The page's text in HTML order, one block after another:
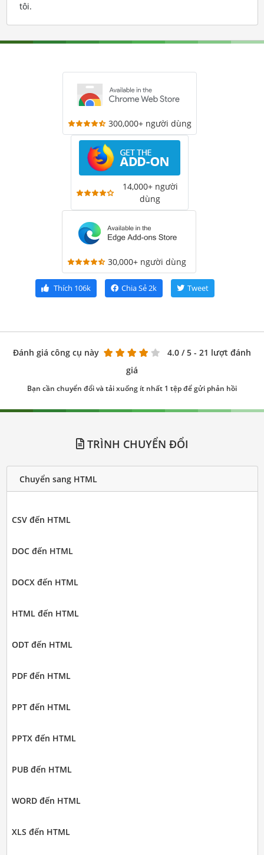
tôi.
300,000+ người dùng
14,000+ người
dùng
30,000+ người dùng
Thích 106k Chia Sẻ2k Tweet
Đánh giá công cụ này 4.0 / 5 - 21 lượt đánh
giá
Bạn cần chuyển đổi và tải xuống ít nhất 1 tệp để gửi phản hồi
TRÌNH CHUYỂN ĐỔI
Chuyển sang HTML
CSV đến HTML
DOC đến HTML
DOCX đến HTML
HTML đến HTML
ODT đến HTML
PDF đến HTML
PPT đến HTML
PPTX đến HTML
PUB đến HTML
WORD đến HTML
XLS đến HTML